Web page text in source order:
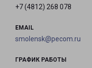
+7 (4812) 268 078
EMAIL
smolensk@pecom.ru
ГРАФИК РАБОТЫ